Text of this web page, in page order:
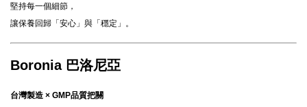
堅持每一個細節，
讓保養回歸「安心」與「穩定」。
Boronia 巴洛尼亞
台灣製造 × GMP品質把關